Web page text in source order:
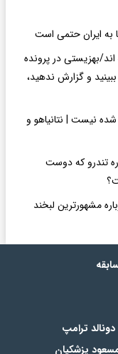
به ایران حتمی است
بهزیستی در پرونده
و گزارش ندهید،
نیست | نتانیاهو و
تندرو که دوست
مشهورترین لبخند
دونالد ترامپ
پزشکیان